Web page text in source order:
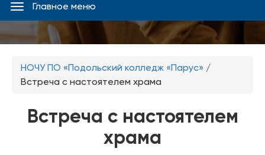
Главное
меню
Главное меню
Вы
здесь
НОЧУ ПО «Подольский колледж «Парус» /
Встреча с настоятелем храма
Встреча с настоятелем
храма